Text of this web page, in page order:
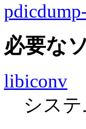
必要な
libiconv
シス